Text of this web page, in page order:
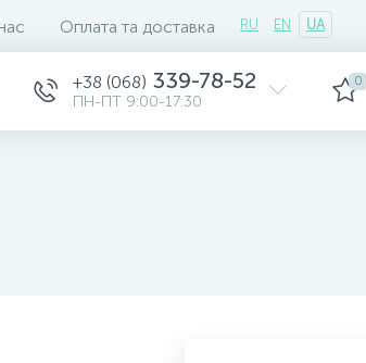
Оплата та доставка RU EN UA
+38 (068) 339-78-52
ПН-ПТ 9:00-17:30
0